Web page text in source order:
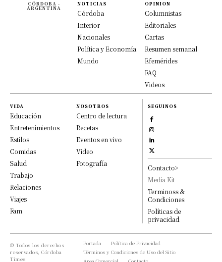
CÓRDOBA -
ARGENTINA
NOTICIAS
Córdoba
Interior
Nacionales
Política y Economía
Mundo
OPINION
Columnistas
Editoriales
Cartas
Resumen semanal
Efemérides
FAQ
Videos
VIDA
Educación
Entretenimientos
Estilos
Comidas
Salud
Trabajo
Relaciones
Viajes
Fam
NOSOTROS
Centro de lectura
Recetas
Eventos en vivo
Video
Fotografía
SEGUINOS
Contacto>
Media Kit
Terminoss &
Condiciones
Políticas de
privacidad
© Todos los derechos
reservados, Córdoba
Times
Portada
Política de Privacidad
Términos y Condiciones de Uso del Sitio